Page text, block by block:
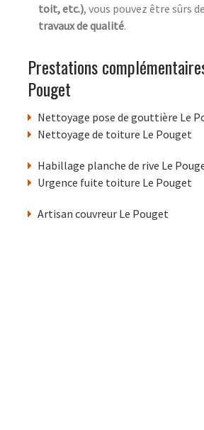
toit, etc.), vous pouvez être sûrs
travaux de qualité.
Prestations
Pouget
Nettoyage pose de gouttière Le
Nettoyage de toiture Le Pouget
Habillage planche de rive Le
Urgence fuite toiture Le Pouget
Artisan couvreur Le Pouget